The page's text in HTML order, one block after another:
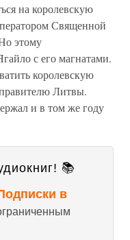
на королевскую
Священной
этому
с его магнатами.
королевскую
Литвы.
и в том же году
📚
в